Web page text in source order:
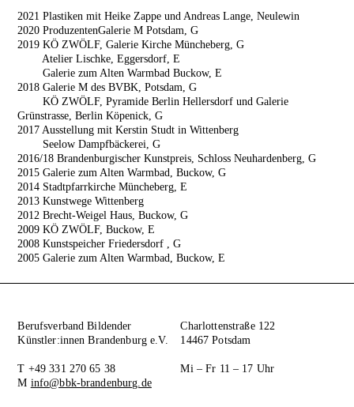
2021 Plastiken mit Heike Zappe und Andreas Lange, Neulewin
2020 ProduzentenGalerie M Potsdam, G
2019 KÖ ZWÖLF, Galerie Kirche Müncheberg, G
Atelier Lischke, Eggersdorf, E
Galerie zum Alten Warmbad Buckow, E
2018Galerie M des BVBK, Potsdam, G
KÖ ZWÖLF, Pyramide Berlin Hellersdorf und Galerie
Grünstrasse, Berlin Köpenick, G
2017 Ausstellung mit Kerstin Studt in Wittenberg
Seelow Dampfbäckerei, G
2016/18 Brandenburgischer Kunstpreis, Schloss Neuhardenberg, G
2015 Galerie zum Alten Warmbad, Buckow, G
2014 Stadtpfarrkirche Müncheberg, E
2013 Kunstwege Wittenberg
2012 Brecht-Weigel Haus, Buckow, G
2009 KÖ ZWÖLF, Buckow, E
2008 Kunstspeicher Friedersdorf , G
2005 Galerie zum Alten Warmbad, Buckow, E
Berufsverband Bildender
Künstler:innen Brandenburg e.V.
T +49 331 270 65 38
M info@bbk-brandenburg.de
Charlottenstraße 122
14467 Potsdam
Mi – Fr 11 – 17 Uhr